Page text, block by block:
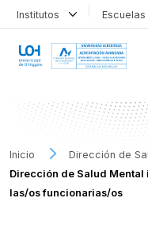
Institutos Escuelas
Inicio Dirección de
Dirección de Salud
las/os funcionarias/os